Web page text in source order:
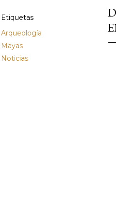
Etiquetas
Arqueología
Mayas
Noticias